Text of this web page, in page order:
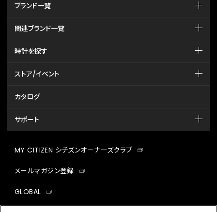
ブランド一覧
関連ブランド一覧
時計を探す
ストア/イベント
カタログ
サポート
MY CITIZEN シチズンオーナーズクラブ
メールマガジン登録
GLOBAL